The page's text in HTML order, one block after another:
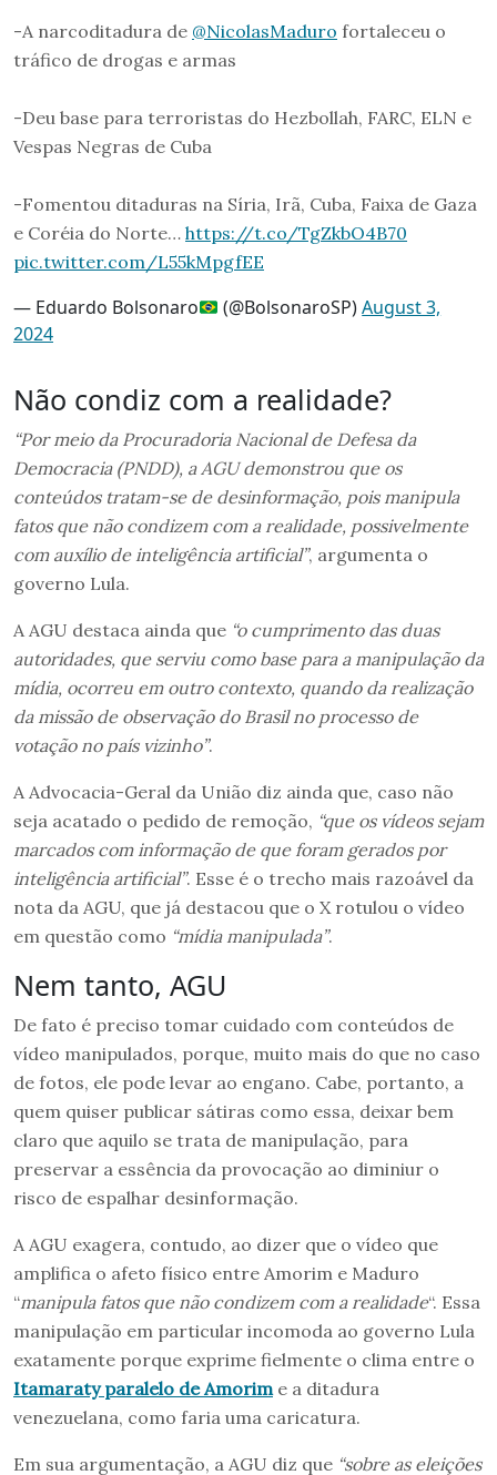
-A narcoditadura de @NicolasMaduro fortaleceu o
tráfico de drogas e armas
-Deu base para terroristas do Hezbollah, FARC, ELN e
Vespas Negras de Cuba
-Fomentou ditaduras na Síria, Irã, Cuba, Faixa de Gaza
e Coréia do Norte… https://t.co/TgZkbO4B70
pic.twitter.com/L55kMpgfEE
— Eduardo Bolsonaro (@BolsonaroSP)August 3,
2024
Não condiz com a realidade?
“Por meio da Procuradoria Nacional de Defesa da
Democracia (PNDD), a AGU demonstrou que os
conteúdos tratam-se de desinformação, pois manipula
fatos que não condizem com a realidade, possivelmente
com auxílio de inteligência artificial”, argumenta o
governo Lula.
A AGU destaca ainda que “o cumprimento das duas
autoridades, que serviu como base para a manipulação da
mídia, ocorreu em outro contexto, quando da realização
da missão de observação do Brasil no processo de
votação no país vizinho”.
A Advocacia-Geral da União diz ainda que, caso não
seja acatado o pedido de remoção, “que os vídeos sejam
marcados com informação de que foram gerados por
inteligência artificial”. Esse é o trecho mais razoável da
nota da AGU, que já destacou que o X rotulou o vídeo
em questão como “mídia manipulada”.
Nem tanto, AGU
De fato é preciso tomar cuidado com conteúdos de
vídeo manipulados, porque, muito mais do que no caso
de fotos, ele pode levar ao engano. Cabe, portanto, a
quem quiser publicar sátiras como essa, deixar bem
claro que aquilo se trata de manipulação, para
preservar a essência da provocação ao diminiur o
risco de espalhar desinformação.
A AGU exagera, contudo, ao dizer que o vídeo que
amplifica o afeto físico entre Amorim e Maduro
“manipula fatos que não condizem com a realidade“. Essa
manipulação em particular incomoda ao governo Lula
exatamente porque exprime fielmente o clima entre o
Itamaraty paralelo de Amorime a ditadura
venezuelana, como faria uma caricatura.
Em sua argumentação, a AGU diz que “sobre as eleições